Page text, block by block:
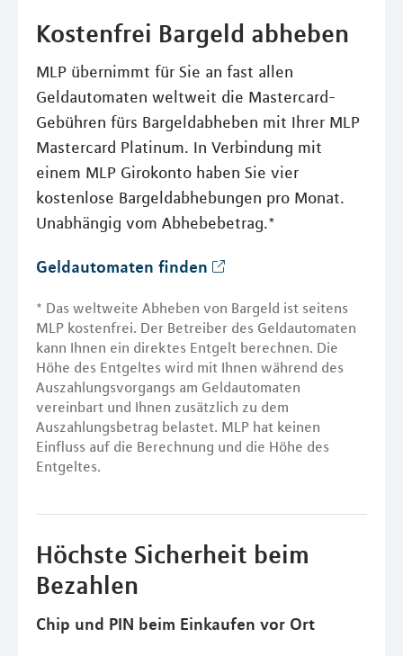
Kostenfrei Bargeld abheben
MLP übernimmt für Sie an fast allen
Geldautomaten weltweit die Mastercard-
Gebühren fürs Bargeldabheben mit Ihrer MLP
Mastercard Platinum. In Verbindung mit
einem MLP Girokonto haben Sie vier
kostenlose Bargeldabhebungen pro Monat.
Unabhängig vom Abhebebetrag.*
Geldautomaten finden
* Das weltweite Abheben von Bargeld ist seitens
MLP kostenfrei. Der Betreiber des Geldautomaten
kann Ihnen ein direktes Entgelt berechnen. Die
Höhe des Entgeltes wird mit Ihnen während des
Auszahlungsvorgangs am Geldautomaten
vereinbart und Ihnen zusätzlich zu dem
Auszahlungsbetrag belastet. MLP hat keinen
Einfluss auf die Berechnung und die Höhe des
Entgeltes.
Höchste Sicherheit beim
Bezahlen
Chip und PIN beim Einkaufen vor Ort